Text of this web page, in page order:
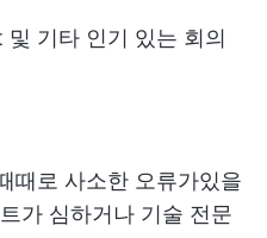
기타 인기 있는 회의
때로 사소한 오류가있을
가 심하거나 기술 전문